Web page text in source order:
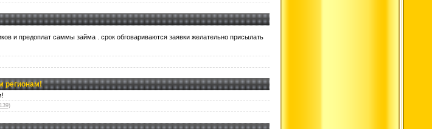
и предоплат саммы займа . срок обговариваются заявки желательно присылать
регионам!